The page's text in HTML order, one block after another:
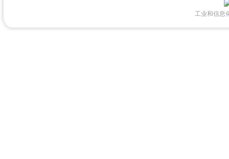
工业和信息